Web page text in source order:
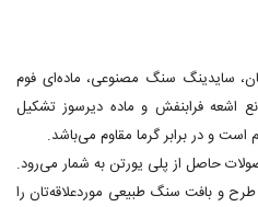
سایدینگ سنگ مصنوعی، ماده‌ای فوم
اشعه فرابنفش و ماده دیرسوز تشکیل
و در برابر گرما مقاوم می‌باشد.
حاصل از پلی یورتن به شمار می‌رود.
و بافت سنگ طبیعی موردعلاقه‌تان را